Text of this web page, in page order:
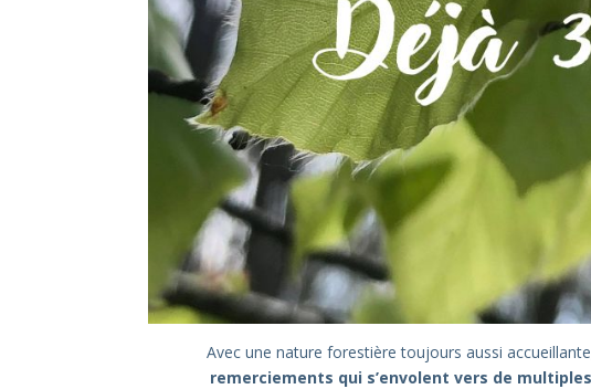
Avec une nature forestière toujours aussi
remerciements qui s’envolent vers de